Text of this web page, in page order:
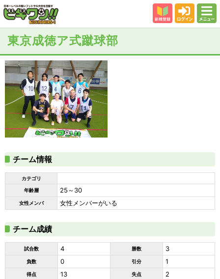
初めての方
カテゴリー
会場
大会結果
スタッフ紹介
よくある質問
参加者の声
東京成徳ア式蹴球部
チーム情報
カテゴリ
年齢層
25～30
女性メンバ 女性メンバーがいる
チーム成績
試合数 4 勝数 3
負数 0 引分 1
得点 13 失点 2